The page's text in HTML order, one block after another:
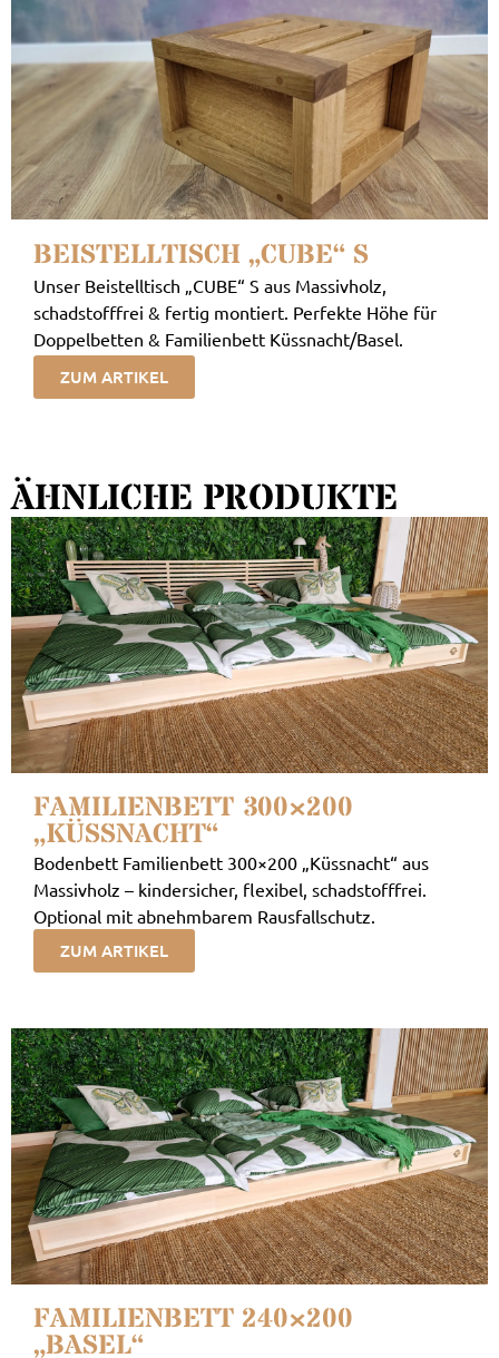
BEISTELLTISCH „CUBE“ S
Unser Beistelltisch „CUBE“ S aus Massivholz,
schadstofffrei & fertig montiert. Perfekte Höhe für
Doppelbetten & Familienbett Küssnacht/Basel.
ZUM ARTIKEL
ÄHNLICHE PRODUKTE
FAMILIENBETT 300×200
„KÜSSNACHT“
Bodenbett Familienbett 300×200 „Küssnacht“ aus
Massivholz – kindersicher, flexibel, schadstofffrei.
Optional mit abnehmbarem Rausfallschutz.
ZUM ARTIKEL
FAMILIENBETT 240×200
„BASEL“